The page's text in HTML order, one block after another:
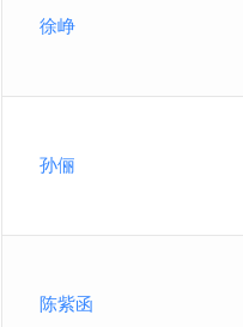
徐峥
孙俪
陈紫函